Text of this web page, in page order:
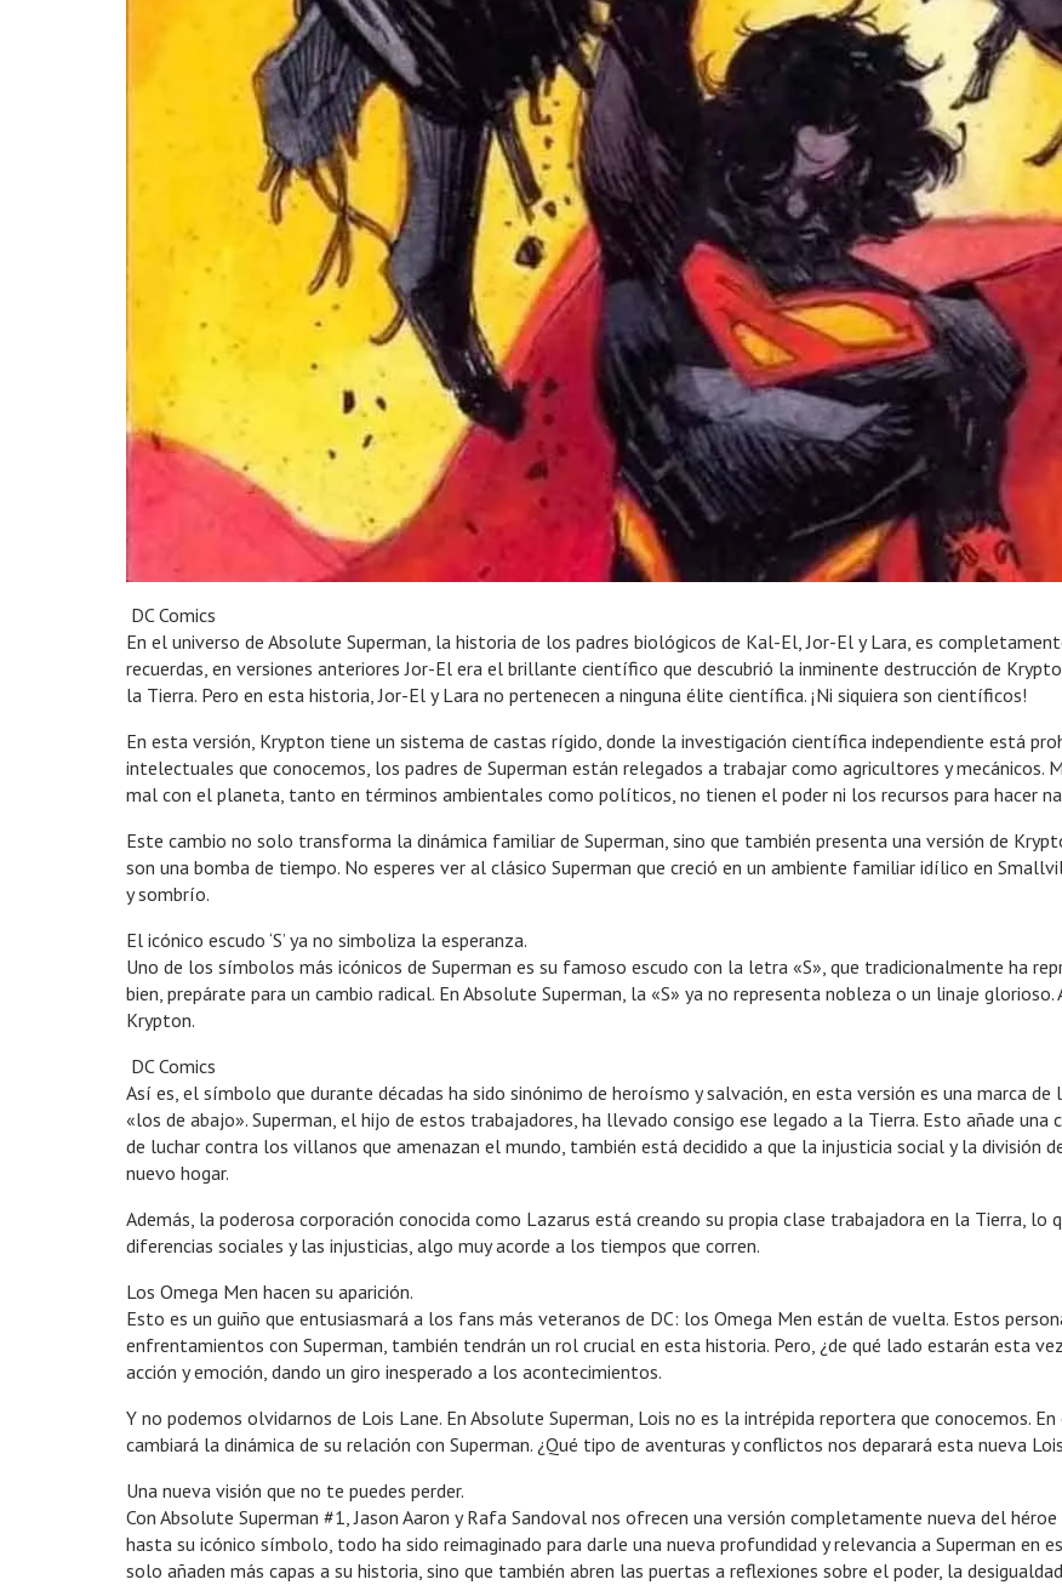
DC Comics
En el universo de Absolute Superman, la historia de los padres biológicos de Kal-El, Jor-El y Lara, es
recuerdas, en versiones anteriores Jor-El era el brillante científico que descubrió la inminente destrucción de
la Tierra. Pero en esta historia, Jor-El y Lara no pertenecen a ninguna élite científica. ¡Ni siquiera son científicos!
En esta versión, Krypton tiene un sistema de castas rígido, donde la investigación científica independiente está
intelectuales que conocemos, los padres de Superman están relegados a trabajar como agricultores y mecánicos.
mal con el planeta, tanto en términos ambientales como políticos, no tienen el poder ni los recursos para hacer
Este cambio no solo transforma la dinámica familiar de Superman, sino que también presenta una versión de
son una bomba de tiempo. No esperes ver al clásico Superman que creció en un ambiente familiar idílico en
y sombrío.
El icónico escudo ‘S’ ya no simboliza la esperanza.
Uno de los símbolos más icónicos de Superman es su famoso escudo con la letra «S», que tradicionalmente ha
bien, prepárate para un cambio radical. En Absolute Superman, la «S» ya no representa nobleza o un linaje
Krypton.
DC Comics
Así es, el símbolo que durante décadas ha sido sinónimo de heroísmo y salvación, en esta versión es una marca
«los de abajo». Superman, el hijo de estos trabajadores, ha llevado consigo ese legado a la Tierra. Esto añade
de luchar contra los villanos que amenazan el mundo, también está decidido a que la injusticia social y la división
nuevo hogar.
Además, la poderosa corporación conocida como Lazarus está creando su propia clase trabajadora en la Tierra,
diferencias sociales y las injusticias, algo muy acorde a los tiempos que corren.
Los Omega Men hacen su aparición.
Esto es un guiño que entusiasmará a los fans más veteranos de DC: los Omega Men están de vuelta. Estos
enfrentamientos con Superman, también tendrán un rol crucial en esta historia. Pero, ¿de qué lado estarán esta
acción y emoción, dando un giro inesperado a los acontecimientos.
Y no podemos olvidarnos de Lois Lane. En Absolute Superman, Lois no es la intrépida reportera que conocemos.
cambiará la dinámica de su relación con Superman. ¿Qué tipo de aventuras y conflictos nos deparará esta nueva
Una nueva visión que no te puedes perder.
Con Absolute Superman #1, Jason Aaron y Rafa Sandoval nos ofrecen una versión completamente nueva del
hasta su icónico símbolo, todo ha sido reimaginado para darle una nueva profundidad y relevancia a Superman en
solo añaden más capas a su historia, sino que también abren las puertas a reflexiones sobre el poder, la